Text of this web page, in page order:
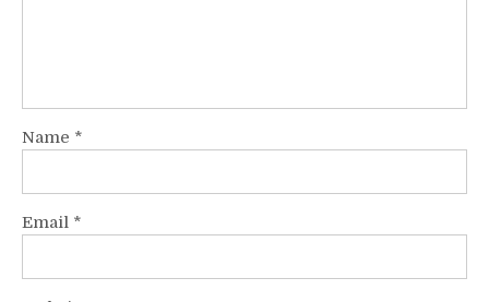
Name *
Email *